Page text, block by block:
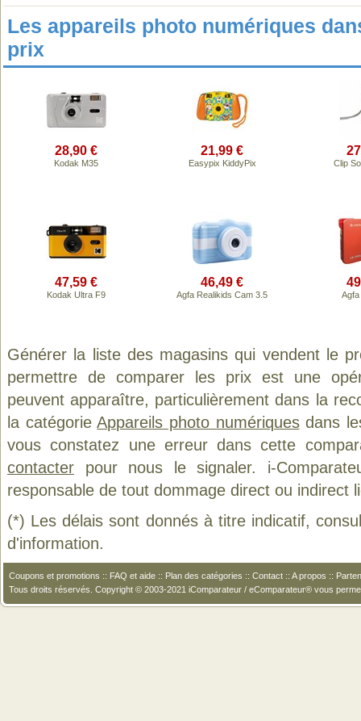
Les appareils photo numériques
prix
28,90 €
Kodak M35
21,99 €
Easypix KiddyPix Clip
47,59 €
Kodak Ultra F9
46,49 €
Agfa Realikids Cam 3.5
Générer la liste des magasins qui vendent le
permettre de comparer les prix est une
peuvent apparaître, particulièrement dans la
la catégorieAppareils photo numériquesdans
vous constatez une erreur dans cette
contacter pour nous le signaler. i-
responsable de tout dommage direct ou indirect
(*) Les délais sont donnés à titre indicatif,
d'information.
Coupons et promotions :: FAQ et aide :: Plan des catégories :: Contact :: A propos ::
Tous droits réservés. Copyright © 2003-2021 iComparateur / eComparateur® vous